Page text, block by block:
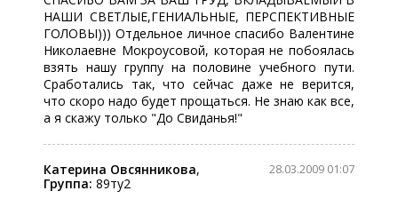
НАШИ СВЕТЛЫЕ,ГЕНИАЛЬНЫЕ, ПЕРСПЕКТИВНЫЕ
ГОЛОВЫ))) Отдельное личное спасибо Валентине
Николаевне Мокроусовой, которая не побоялась
взять нашу группу на половине учебного пути.
Сработались так, что сейчас даже не верится,
что скоро надо будет прощаться. Не знаю как все,
а я скажу только "До Свиданья!"
28.03.2009 01:07
Катерина Овсянникова,
Группа: 89ту2